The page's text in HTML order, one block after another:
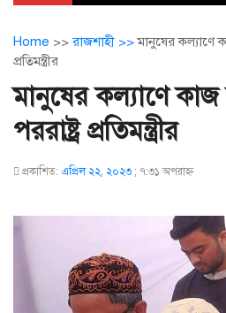
Home >>রাজশাহী >>মানুষের কল্যাণে
প্রতিমন্ত্রীর
মানুষের কল্যাণে
পররাষ্ট্র প্রতিমন্ত্রীর
প্রকাশিত: এপ্রিল ২২, ২০২৩ ; ৭:৩১ অপরাহ্ণ